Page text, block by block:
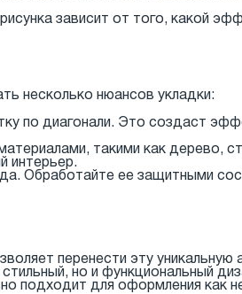
зависит от того, какой
несколько нюансов укладки:
по диагонали. Это создаст
такими как дерево,
интерьер.
Обработайте ее защитными
перенести эту уникальную
но и функциональный
подходит для оформления как